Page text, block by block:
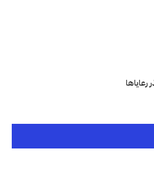
رعاياها